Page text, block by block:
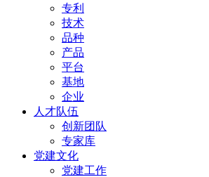
专利
技术
品种
产品
平台
基地
企业
人才队伍
创新团队
专家库
党建文化
党建工作